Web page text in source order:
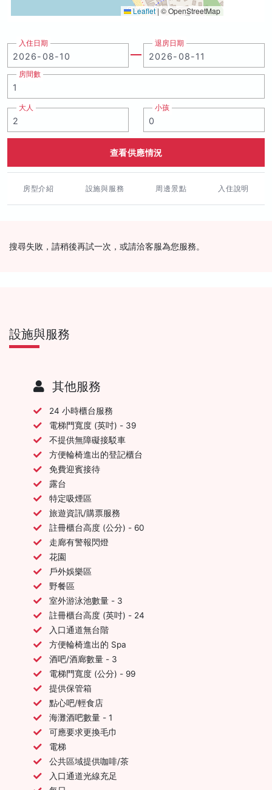
Leaflet | © OpenStreetMap
入住日期 退房日期
房間數
大人 小孩
查看供應情況
房型介紹 設施與服務 周邊景點 入住說明
搜尋失敗，請稍後再試一次，或請洽客服為您服務。
設施與服務
其他服務
24 小時櫃台服務
電梯門寬度 (英吋) - 39
不提供無障礙接駁車
方便輪椅進出的登記櫃台
免費迎賓接待
露台
特定吸煙區
旅遊資訊/購票服務
註冊櫃台高度 (公分) - 60
走廊有警報閃燈
花園
戶外娛樂區
野餐區
室外游泳池數量 - 3
註冊櫃台高度 (英吋) - 24
入口通道無台階
方便輪椅進出的 Spa
酒吧/酒廊數量 - 3
電梯門寬度 (公分) - 99
提供保管箱
點心吧/輕食店
海灘酒吧數量 - 1
可應要求更換毛巾
電梯
公共區域提供咖啡/茶
入口通道光線充足